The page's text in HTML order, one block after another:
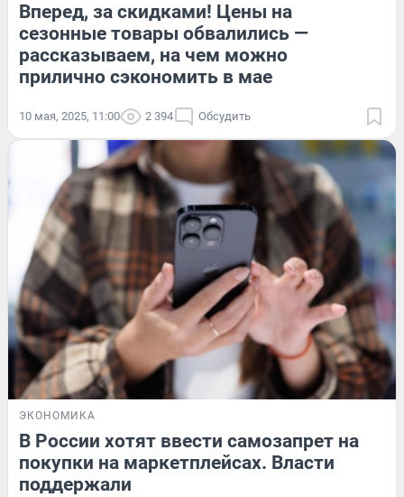
Вперед, за скидками! Цены на
сезонные товары обвалились —
рассказываем, на чем можно
прилично сэкономить в мае
10 мая, 2025, 11:00 2 394 Обсудить
ЭКОНОМИКА
В России хотят ввести самозапрет на
покупки на маркетплейсах. Власти
поддержали